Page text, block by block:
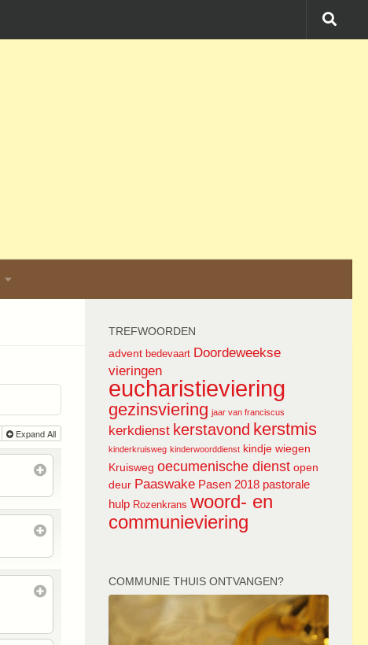
Expand All
TREFWOORDEN
advent bedevaart Doordeweekse
vieringen
eucharistieviering
gezinsviering jaar van franciscus
kerkdienst kerstavond kerstmis
kinderkruisweg kinderwoorddienst kindje wiegen
Kruisweg oecumenische dienst open
deur Paaswake Pasen 2018 pastorale
hulp Rozenkrans woord- en
communieviering
COMMUNIE THUIS ONTVANGEN?